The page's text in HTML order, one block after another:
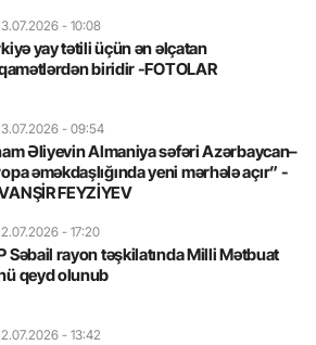
- 10:08
yay tətili üçün ən əlçatan
biridir -FOTOLAR
- 09:54
Əliyevin Almaniya səfəri Azərbaycan–
əməkdaşlığında yeni mərhələ açır” -
FEYZİYEV
- 17:20
Səbail rayon təşkilatında Milli Mətbuat
qeyd olunub
- 13:42